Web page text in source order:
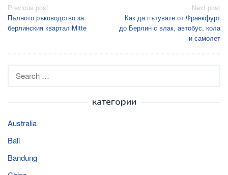
Post
navigation
Previous post
Пълното ръководство за
берлинския квартал Mitte
Next post
Как да пътувате от Франкфурт
до Берлин с влак, автобус, кола
и самолет
категории
Australia
Bali
Bandung